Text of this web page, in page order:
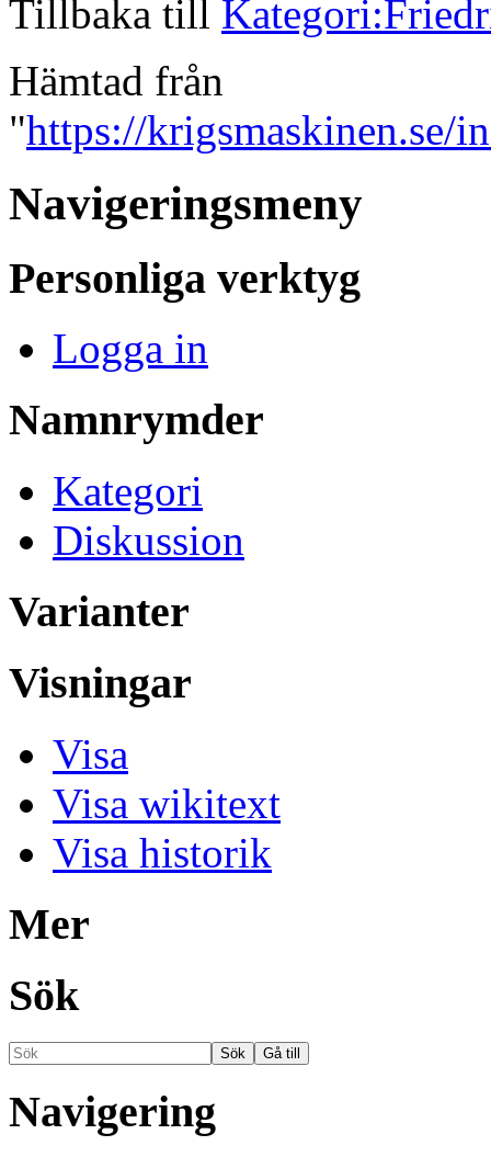
Tillbaka till
Hämtad från
"https://krigsmaskinen.se/
Navigeringsmeny
Personliga verktyg
Logga in
Namnrymder
Kategori
Diskussion
Varianter
Visningar
Visa
Visa wikitext
Visa historik
Mer
Sök
Navigering